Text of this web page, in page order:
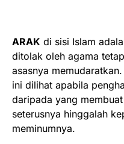
ARAK di sisi Islam
ditolak oleh agama
asasnya
ini dilihat apabila
daripada yang
seterusnya hinggalah
meminumnya.